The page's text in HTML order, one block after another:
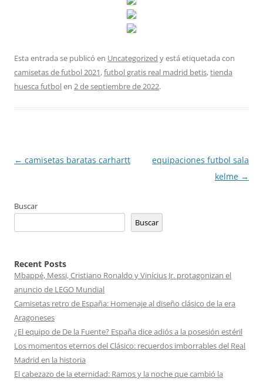
Esta entrada se publicó en Uncategorized y está etiquetada con
camisetas de futbol 2021,futbol gratis real madrid betis,tienda
huesca futbolen 2 de septiembre de 2022.
Navegación
← camisetas baratas carhartt
equipaciones futbol sala
kelme →
Buscar
Buscar
Recent Posts
Mbappé, Messi, Cristiano Ronaldo y Vinícius Jr. protagonizan el
anuncio de LEGO Mundial
Camisetas retro de España: Homenaje al diseño clásico de la era
Aragoneses
¿El equipo de De la Fuente? España dice adiós a la posesión estéril
Los momentos eternos del Clásico: recuerdos imborrables del Real
Madrid en la historia
El cabezazo de la eternidad: Ramos y la noche que cambió la